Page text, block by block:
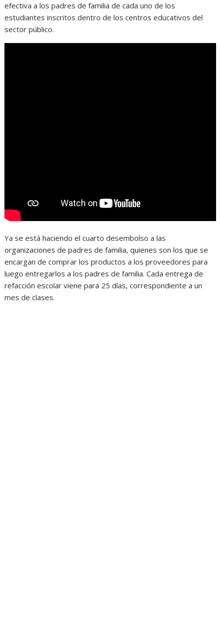
efectiva a los padres de familia de cada uno de los
estudiantes inscritos dentro de los centros educativos del
sector público.
Ya se está haciendo el cuarto desembolso a las
organizaciones de padres de familia, quienes son los que se
encargan de comprar los productos a los proveedores para
luego entregarlos a los padres de familia. Cada entrega de
refacción escolar viene para 25 días, correspondiente a un
mes de clases.